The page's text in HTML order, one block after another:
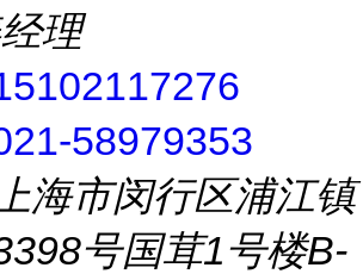
理
58979353
海市闵行区浦江镇
号国茸1号楼B-